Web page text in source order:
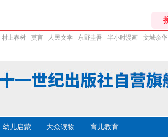
村上春树 莫言 人民文学 东野圭吾 半小时漫画 文城余华
幼儿启蒙 大众读物 育儿教育